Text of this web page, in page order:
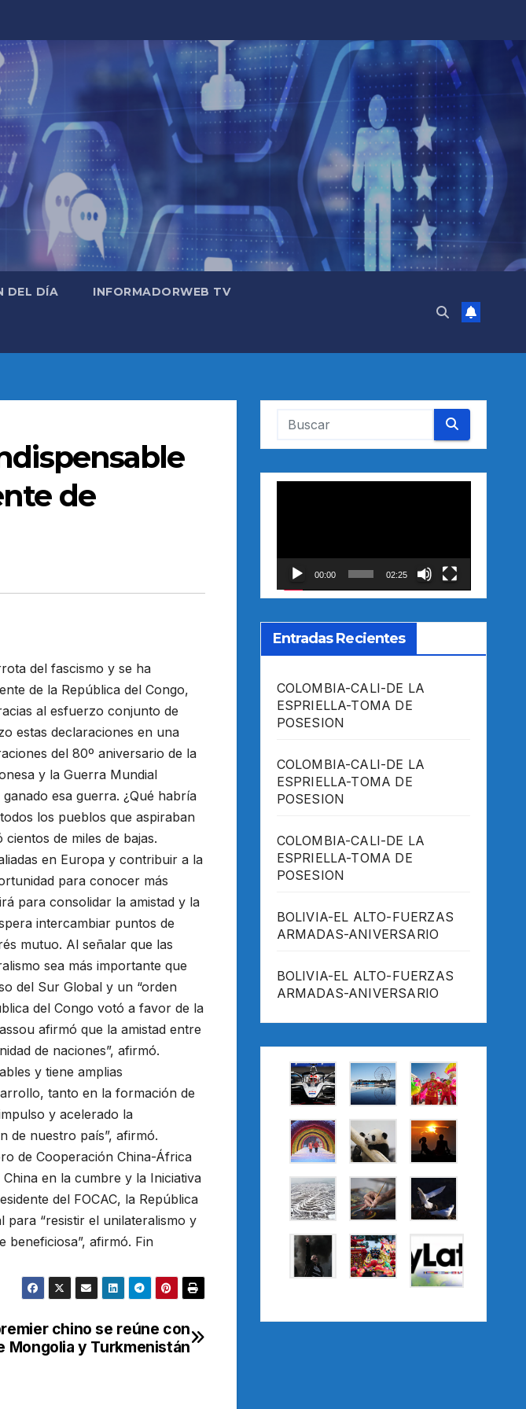
DEL DÍA INFORMADORWEB TV
de
del fascismo y se ha
de la República del Congo,
al esfuerzo conjunto de
estas declaraciones en una
del 80º aniversario de la
y la Guerra Mundial
esa guerra. ¿Qué habría
los pueblos que aspiraban
de miles de bajas.
en Europa y contribuir a la
para conocer más
para consolidar la amistad y la
intercambiar puntos de
mutuo. Al señalar que las
sea más importante que
del Sur Global y un “orden
del Congo votó a favor de la
afirmó que la amistad entre
de naciones”, afirmó.
y tiene amplias
tanto en la formación de
y acelerado la
de nuestro país”, afirmó.
de Cooperación China-África
en la cumbre y la Iniciativa
del FOCAC, la República
para “resistir el unilateralismo y
beneficiosa”, afirmó. Fin
chino se reúne con
Mongolia y Turkmenistán
00:00 02:25
Entradas Recientes
COLOMBIA-CALI-DE LA
ESPRIELLA-TOMA DE
POSESION
COLOMBIA-CALI-DE LA
ESPRIELLA-TOMA DE
POSESION
COLOMBIA-CALI-DE LA
ESPRIELLA-TOMA DE
POSESION
BOLIVIA-EL ALTO-FUERZAS
ARMADAS-ANIVERSARIO
BOLIVIA-EL ALTO-FUERZAS
ARMADAS-ANIVERSARIO